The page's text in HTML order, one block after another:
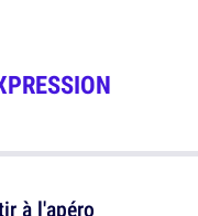
à l'apéro